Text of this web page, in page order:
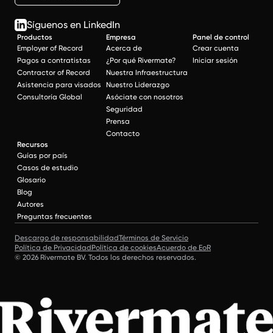
Síguenos en LinkedIn
Productos
Employer of Record
Pagos a contratistas
Contractor of Record
Asistencia para visados
Consultoría Global
Empresa
Acerca de
¿Por qué Rivermate?
Nuestra Infraestructura
Nuestro Liderazgo
Asóciate con nosotros
Seguridad
Prensa
Contacto
Panel de control
Crear cuenta
Iniciar sesión
Recursos
Guías por país
Casos de estudio
Glosario
Blog
Autores
Preguntas frecuentes
Descargo de responsabilidadTérminos de Servicio
Política de PrivacidadPolítica de cookiesAcuerdo de EoR
© 2026 Rivermate BV. Todos los derechos reservados.